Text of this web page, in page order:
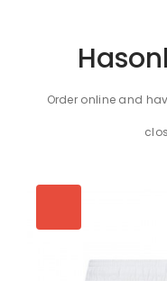
Order online and